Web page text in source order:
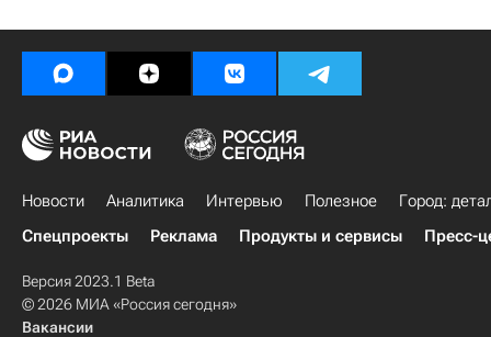
Новости Аналитика Интервью Полезное
Город:
Спецпроекты
Реклама Продукты и сервисы Пресс-
Версия 2023.1 Beta
© 2026 МИА «Россия сегодня»
Вакансии